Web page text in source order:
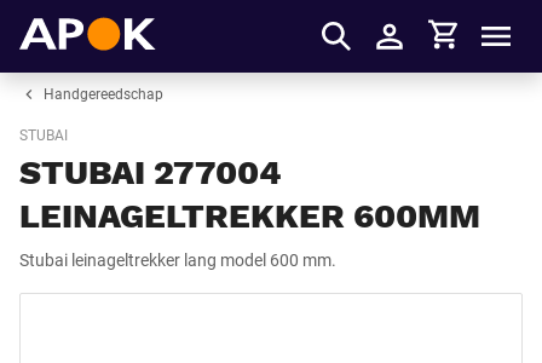
Inloggen
Winkelmandje
Handgereedschap
STUBAI
STUBAI 277004
LEINAGELTREKKER 600MM
Stubai leinageltrekker lang model 600 mm.